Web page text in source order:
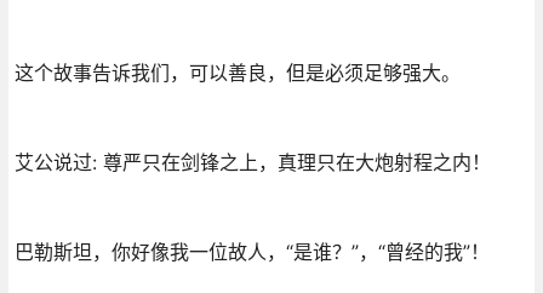
这个故事告诉我们，可以善良，但是必须足够强大。
艾公说过: 尊严只在剑锋之上，真理只在大炮射程之内！
巴勒斯坦，你好像我一位故人，“是谁？”，“曾经的我”！